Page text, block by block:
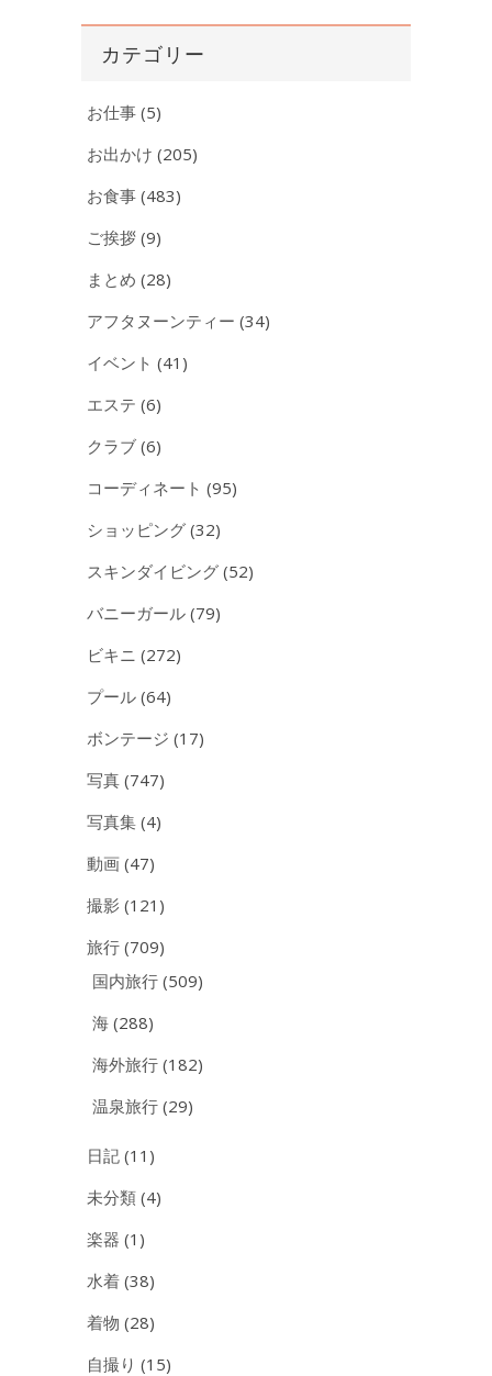
カ
カテゴリー
お仕事 (5)
お出かけ (205)
お食事 (483)
ご挨拶 (9)
まとめ (28)
アフタヌーンティー (34)
イベント (41)
エステ (6)
クラブ (6)
コーディネート (95)
ショッピング (32)
スキンダイビング (52)
バニーガール (79)
ビキニ (272)
プール (64)
ボンテージ (17)
写真 (747)
写真集 (4)
動画 (47)
撮影 (121)
旅行 (709)
国内旅行 (509)
海 (288)
海外旅行 (182)
温泉旅行 (29)
日記 (11)
未分類 (4)
楽器 (1)
水着 (38)
着物 (28)
自撮り (15)